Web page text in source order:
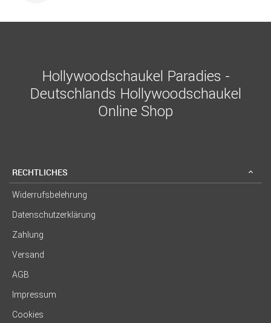
Hollywoodschaukel Paradies -
Deutschlands Hollywoodschaukel
Online Shop
RECHTLICHES
Widerrufsbelehrung
Datenschutzerklärung
Zahlung
Versand
AGB
Impressum
Cookies